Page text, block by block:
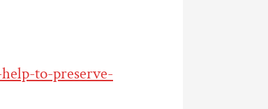
to-preserve-